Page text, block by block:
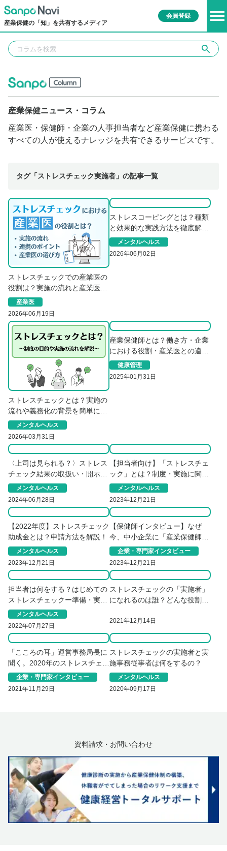
産業保健の「知」を共有するメディア
会員登録
産業保健ニュース・コラム
産業医・保健師・企業の人事担当者など産業保健に携わる
すべての人が使えるナレッジを共有できるサービスです。
タグ「ストレスチェック実施者」の記事一覧
ストレスチェックでの産業医の
役割は？実施の流れと産業医選
びのポイントを解説
産業医
2026年06月19日
ストレスコーピングとは？種類
と効果的な実践方法を徹底解
説！メンタルヘルス
2026年06月02日
ストレスチェックとは？実施の
流れや義務化の背景を簡単に解
説 メンタルヘルス
2026年03月31日
産業保健師とは？働き方・企業
における役割・産業医との違い
を解説
健康管理
2025年01月31日
〈上司は見られる？〉ストレス
チェック結果の取扱い・開示に
関する同意取得の要点
メンタルヘルス
2024年06月28日
【担当者向け】「ストレスチェ
ック」とは？制度・実施に関す
る５つの要点まとめ
メンタルヘルス
2023年12月21日
【2022年度】ストレスチェック
助成金とは？申請方法を解説！
メンタルヘルス
2023年12月21日
【保健師インタビュー】なぜ
今、中小企業に「産業保健師」
が必要なのか
企業・専門家インタビュー
2023年12月21日
担当者は何をする？はじめての
ストレスチェックー準備・実
施・改善の要点
メンタルヘルス
2022年07月27日
ストレスチェックの「実施者」
になれるのは誰？どんな役割が
2021年12月14日
「こころの耳」運営事務局長に
聞く。2020年のストレスチェッ
クで企業が注意すべき点
企業・専門家インタビュー
2021年11月29日
ストレスチェックの実施者と実
施事務従事者は何をするの？
メンタルヘルス
2020年09月17日
資料請求・お問い合わせ